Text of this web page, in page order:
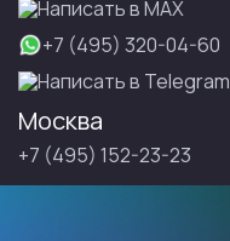
Написать в МАХ
+7 (495) 320-04-60
Написать в Telegram
Москва
+7 (495) 152-23-23
Санкт-Петербург